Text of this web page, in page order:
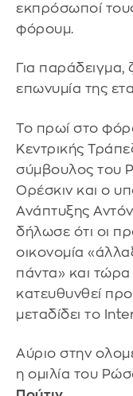
εκπρόσωποί
φόρουμ.
Για παράδειγμα,
επωνυμία της
Το πρωί στο
Κεντρικής
σύμβουλος του
Ορέσκιν και ο
Ανάπτυξης
δήλωσε ότι οι
οικονομία
πάντα» και
κατευθυνθεί
μεταδίδει το
Αύριο στην
η ομιλία του